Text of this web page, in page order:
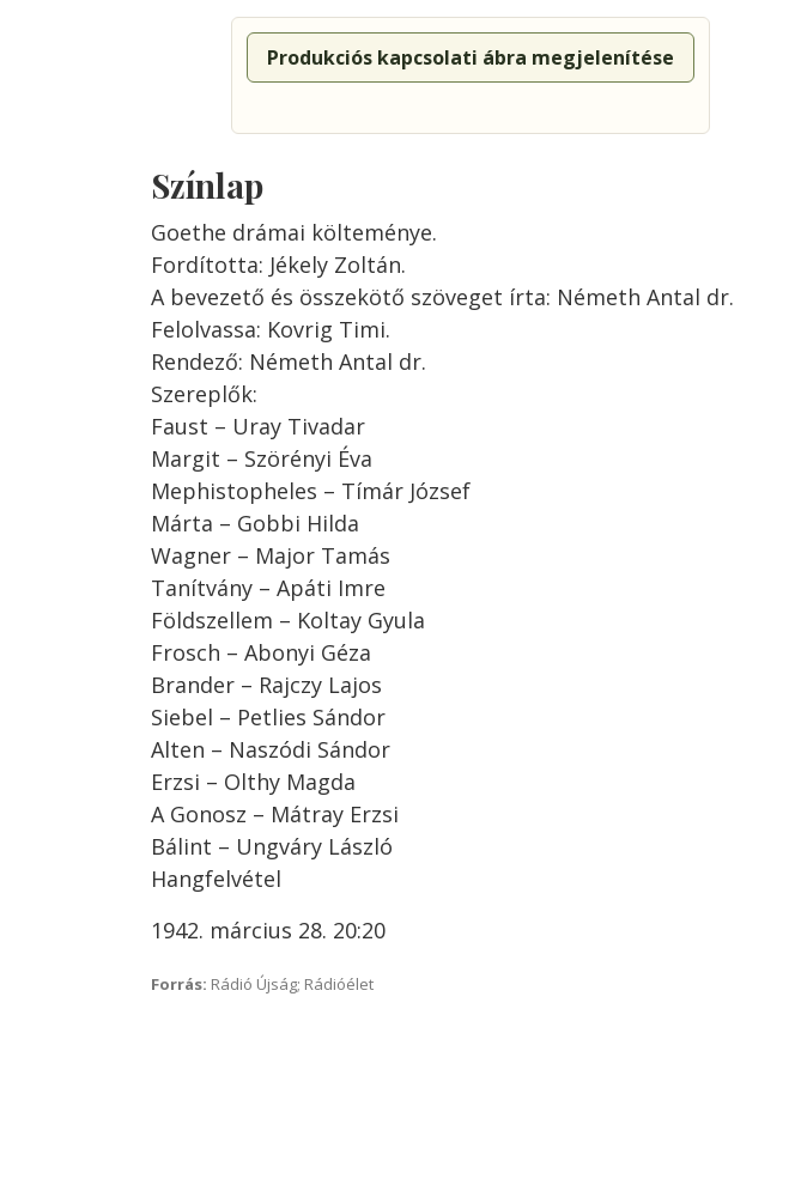
Produkciós kapcsolati ábra megjelenítése
Színlap
Goethe drámai költeménye.
Fordította: Jékely Zoltán.
A bevezető és összekötő szöveget írta: Németh Antal dr.
Felolvassa: Kovrig Timi.
Rendező: Németh Antal dr.
Szereplők:
Faust – Uray Tivadar
Margit – Szörényi Éva
Mephistopheles – Tímár József
Márta – Gobbi Hilda
Wagner – Major Tamás
Tanítvány – Apáti Imre
Földszellem – Koltay Gyula
Frosch – Abonyi Géza
Brander – Rajczy Lajos
Siebel – Petlies Sándor
Alten – Naszódi Sándor
Erzsi – Olthy Magda
A Gonosz – Mátray Erzsi
Bálint – Ungváry László
Hangfelvétel
1942. március 28. 20:20
Forrás: Rádió Újság; Rádióélet